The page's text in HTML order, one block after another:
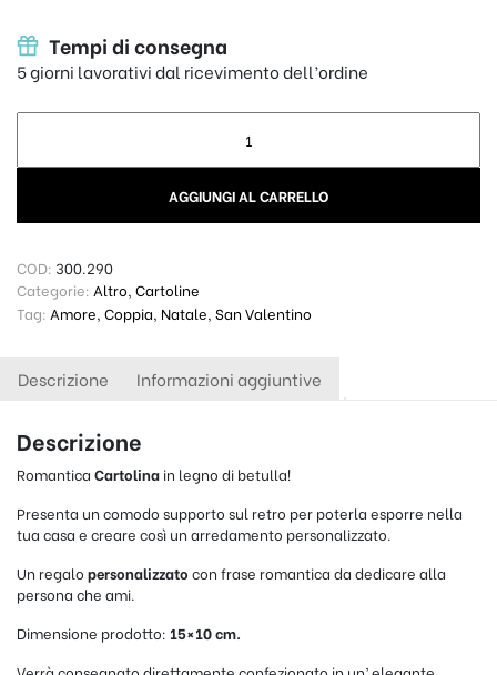
Tempi di consegna
5 giorni lavorativi dal ricevimento dell’ordine
AGGIUNGI AL CARRELLO
COD: 300.290
Categorie: Altro, Cartoline
Tag: Amore Coppia Natale San Valentino
Descrizione Informazioni aggiuntive
Descrizione
Romantica Cartolina in legno di betulla!
Presenta un comodo supporto sul retro per poterla esporre nella
tua casa e creare così un arredamento personalizzato.
Un regalo personalizzato con frase romantica da dedicare alla
persona che ami.
Dimensione prodotto: 15×10 cm.